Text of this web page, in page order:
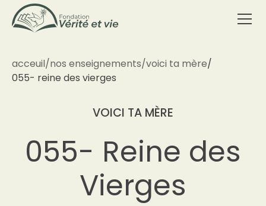
acceuil/nos enseignements/voici ta mère/
055- reine des vierges
VOICI TA MÈRE
055- Reine des
Vierges